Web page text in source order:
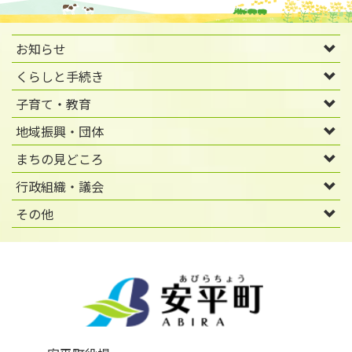
お知らせ
くらしと手続き
子育て・教育
地域振興・団体
まちの見どころ
行政組織・議会
その他